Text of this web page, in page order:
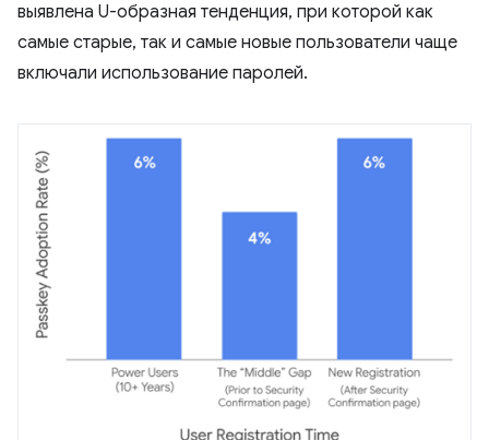
выявлена ​​U-образная тенденция, при которой как
самые старые, так и самые новые пользователи чаще
включали использование паролей.